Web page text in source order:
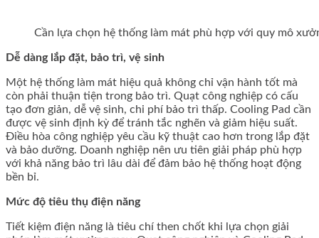
Cần lựa chọn hệ thống làm mát phù hợp với quy mô
Dễ dàng lắp đặt, bảo trì, vệ sinh
Một hệ thống làm mát hiệu quả không chỉ vận hành tốt mà
còn phải thuận tiện trong bảo trì. Quạt công nghiệp có cấu
tạo đơn giản, dễ vệ sinh, chi phí bảo trì thấp. Cooling Pad cần
được vệ sinh định kỳ để tránh tắc nghẽn và giảm hiệu suất.
Điều hòa công nghiệp yêu cầu kỹ thuật cao hơn trong lắp đặt
và bảo dưỡng. Doanh nghiệp nên ưu tiên giải pháp phù hợp
với khả năng bảo trì lâu dài để đảm bảo hệ thống hoạt động
bền bỉ.
Mức độ tiêu thụ điện năng
Tiết kiệm điện năng là tiêu chí then chốt khi lựa chọn giải